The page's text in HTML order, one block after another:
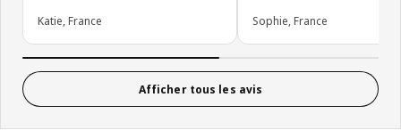
Katie, France Sophie, France
Afficher tous les avis